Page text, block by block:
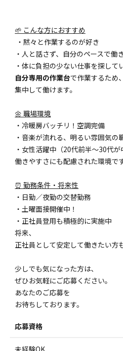
🌱 こんな方におすすめ
・黙々と作業するのが好き
・人と話さず、自分のペースで働
・体に負担の少ない仕事を探して
自分専用の作業台で作業するため、
集中して働けます。
🌼 職場環境
・冷暖房バッチリ！空調完備
・音楽が流れる、明るい雰囲気の
・女性活躍中（20代前半～30代が
働きやすさにも配慮された環境です
⏰ 勤務条件・将来性
・日勤／夜勤の交替勤務
・土曜面接開催中！
・正社員登用も積極的に実施中
将来、
正社員として安定して働きたい方
少しでも気になった方は、
ぜひお気軽にご応募ください。
あなたのご応募を
お待ちしております。
応募資格